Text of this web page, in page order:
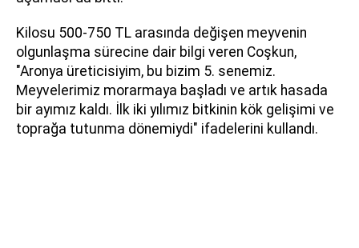
Kilosu 500-750 TL arasında değişen meyvenin
olgunlaşma sürecine dair bilgi veren Coşkun,
"Aronya üreticisiyim, bu bizim 5. senemiz.
Meyvelerimiz morarmaya başladı ve artık hasada
bir ayımız kaldı. İlk iki yılımız bitkinin kök gelişimi ve
toprağa tutunma dönemiydi" ifadelerini kullandı.